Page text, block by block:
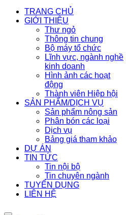
TRANG CHỦ
GIỚI THIỆU
Thư ngỏ
Thông tin chung
Bộ máy tổ chức
Lĩnh vực, ngành nghề
kinh doanh
Hình ảnh các hoạt
động
Thành viên Hiệp hội
SẢN PHẨM/DỊCH VỤ
Sản phẩm nông sản
Phân bón các loại
Dịch vụ
Bảng giá tham khảo
DỰ ÁN
TIN TỨC
Tin nội bộ
Tin chuyên ngành
TUYỂN DỤNG
LIÊN HỆ